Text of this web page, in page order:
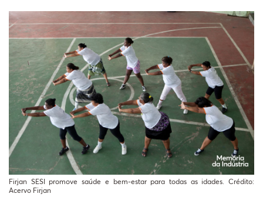
Firjan SESI promove saúde e bem-estar para todas as idades. Crédito:
Acervo Firjan